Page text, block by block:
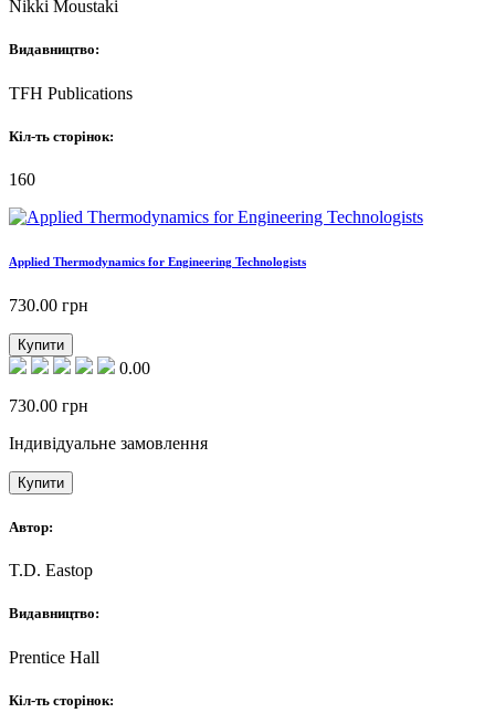
Nikki Moustaki
Видавництво:
TFH Publications
Кіл-ть сторінок:
160
Applied Thermodynamics for Engineering Technologists
730.00 грн
Купити
0.00
730.00 грн
Індивідуальне замовлення
Купити
Автор:
T.D. Eastop
Видавництво:
Prentice Hall
Кіл-ть сторінок: